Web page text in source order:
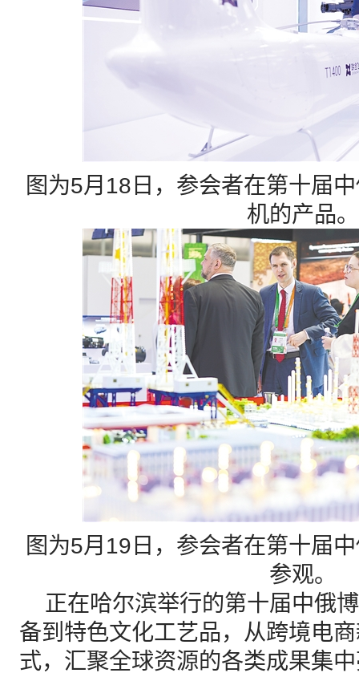
图为5月18日，参会者在第十届
机的产品。
图为5月19日，参会者在第十届
参观。
正在哈尔滨举行的第十届中俄
备到特色文化工艺品，从跨境电
式，汇聚全球资源的各类成果集